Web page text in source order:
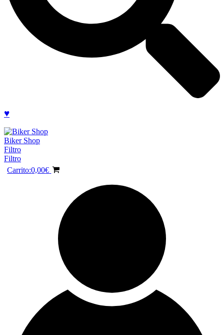
♥
Biker Shop
Filtro
Filtro
Carrito:0,00€